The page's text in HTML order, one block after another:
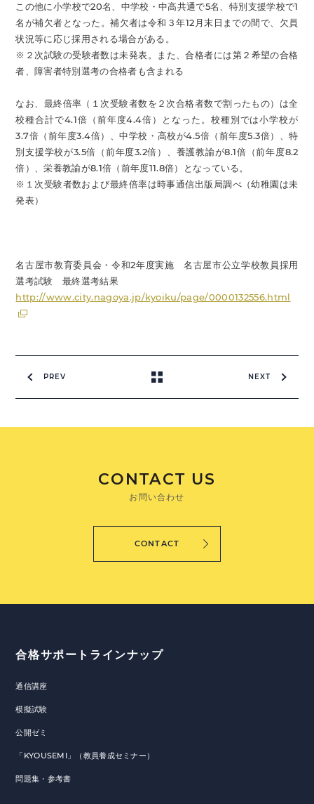
この他に小学校で20名、中学校・中高共通で5名、特別支援学校で1
名が補欠者となった。補欠者は令和３年12月末日までの間で、欠員
状況等に応じ採用される場合がある。
※２次試験の受験者数は未発表。また、合格者には第２希望の合格
者、障害者特別選考の合格者も含まれる
なお、最終倍率（１次受験者数を２次合格者数で割ったもの）は全
校種合計で4.1倍（前年度4.4倍）となった。校種別では小学校が
3.7倍（前年度3.4倍）、中学校・高校が4.5倍（前年度5.3倍）、特
別支援学校が3.5倍（前年度3.2倍）、養護教諭が8.1倍（前年度8.2
倍）、栄養教諭が8.1倍（前年度11.8倍）となっている。
※１次受験者数および最終倍率は時事通信出版局調べ（幼稚園は未
発表）
名古屋市教育委員会・令和2年度実施 名古屋市公立学校教員採用
選考試験 最終選考結果
http://www.city.nagoya.jp/kyoiku/page/0000132556.html
PREV NEXT
CONTACT US
お問い合わせ
CONTACT
合格サポートラインナップ
通信講座
模擬試験
公開ゼミ
「KYOUSEMI」（教員養成セミナー）
問題集・参考書